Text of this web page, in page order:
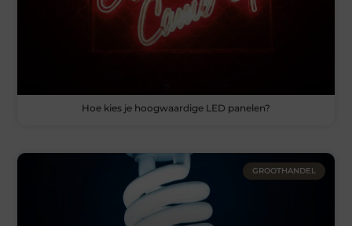
Hoe kies je hoogwaardige LED panelen?
GROOTHANDEL